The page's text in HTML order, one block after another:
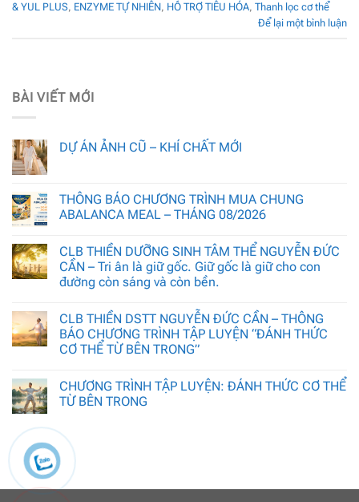
& YUL PLUS, ENZYME TỰ NHIÊN, HỖ TRỢ TIÊU HÓA, Thanh lọc cơ thể
Để lại một bình luận
BÀI VIẾT MỚI
DỰ ÁN ẢNH CŨ – KHÍ CHẤT MỚI
THÔNG BÁO CHƯƠNG TRÌNH MUA CHUNG
ABALANCA MEAL – THÁNG 08/2026
CLB THIỀN DƯỠNG SINH TÂM THỂ NGUYỄN ĐỨC
CẦN – Tri ân là giữ gốc. Giữ gốc là giữ cho con
đường còn sáng và còn bền.
CLB THIỀN DSTT NGUYỄN ĐỨC CẦN – THÔNG
BÁO CHƯƠNG TRÌNH TẬP LUYỆN “ĐÁNH THỨC
CƠ THỂ TỪ BÊN TRONG”
CHƯƠNG TRÌNH TẬP LUYỆN: ĐÁNH THỨC CƠ THỂ
TỪ BÊN TRONG